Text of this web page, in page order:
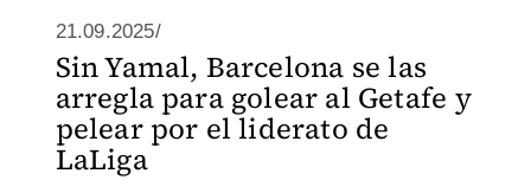
21.09.2025/
Sin Yamal, Barcelona se las
arregla para golear al Getafe y
pelear por el liderato de
LaLiga